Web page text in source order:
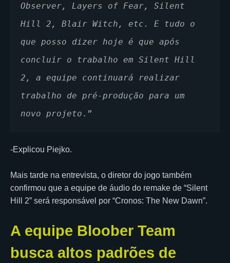
Observer, Layers of Fear, Silent
Hill 2, Blair Witch, etc. E tudo o
que posso dizer hoje é que após
concluir o trabalho em Silent Hill
2, a equipe continuará realizar
trabalho de pré-produção para um
novo projeto .”
-Explicou Piejko.
Mais tarde na entrevista, o diretor do jogo também
confirmou que a equipe de áudio do remake de “Silent
Hill 2” será responsável por “Cronos: The New Dawn”.
A equipe Bloober Team
busca altos padrões de